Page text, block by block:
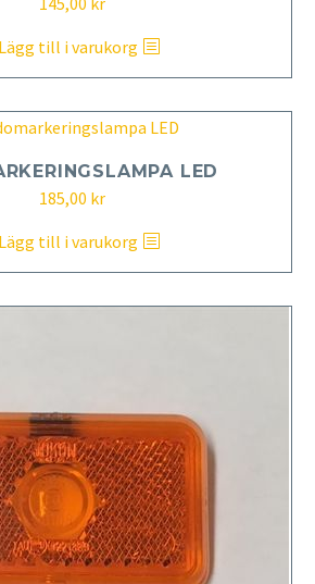
till i varukorg
LED
185,00 kr
till i varukorg